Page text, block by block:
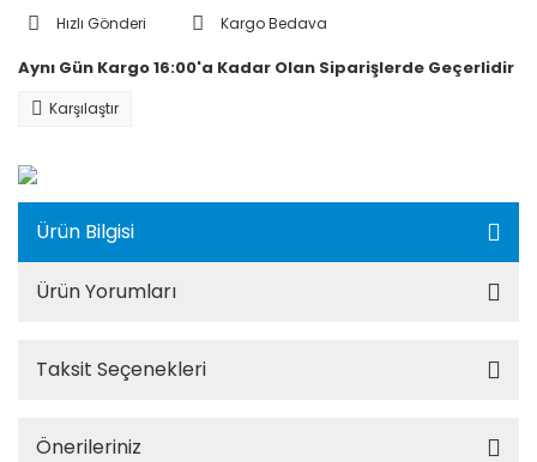
Hızlı Gönderi Kargo Bedava
Aynı Gün Kargo 16:00'a Kadar Olan Siparişlerde Geçerlidir
Karşılaştır
Ürün Bilgisi
Ürün Yorumları
Taksit Seçenekleri
Önerileriniz